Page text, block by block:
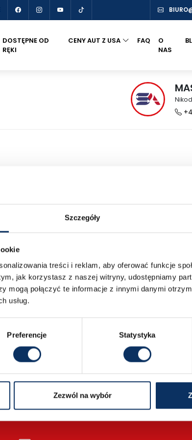
Szczegóły
treści i reklam, aby oferować funkcje
jak korzystasz z naszej witryny, udostępniamy
mogą połączyć te informacje z innymi danymi
usług.
Preferencje Statystyka
Zezwól na wybór
DOSTĘPNE OD
RĘKI
CENY AUT Z USA FAQ
O
NAS
Odwiedź nas
Poznaj nasze oddziały i umów się na rozmowę
ul. al. Walentego Roździeńskiego 188
trasę
SZCZEGÓŁY LOKALIZACJI